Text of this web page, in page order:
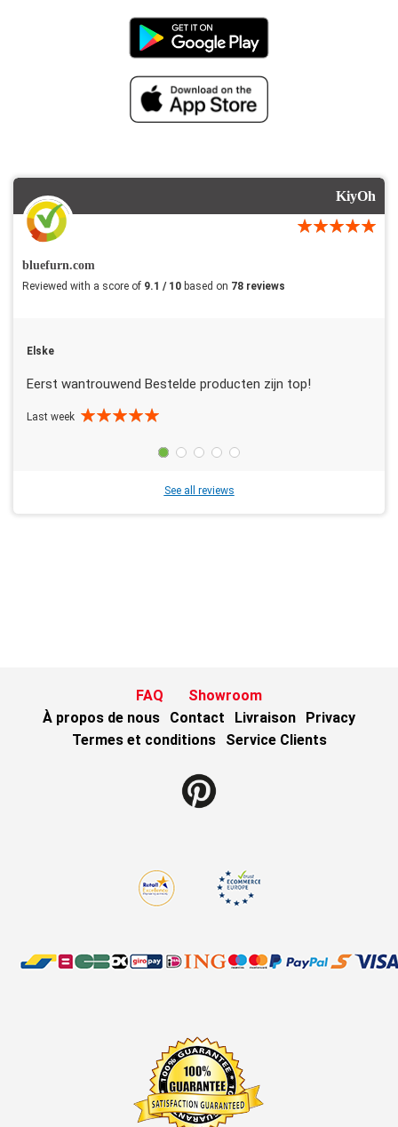
KiyOh
bluefurn.com
Reviewed with a score of 9.1 / 10 based on 78 reviews
Elske
Eerst wantrouwend Bestelde producten zijn top!
Last week
See all reviews
FAQ
Showroom
À propos de nous
Contact Livraison
Privacy
Termes et conditions
Service Clients